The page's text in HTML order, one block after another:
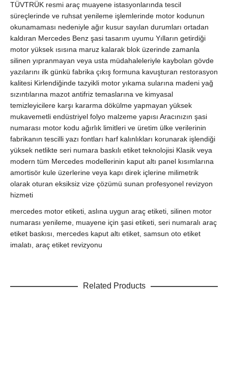
TÜVTRÜK resmi araç muayene istasyonlarında tescil
süreçlerinde ve ruhsat yenileme işlemlerinde motor kodunun
okunamaması nedeniyle ağır kusur sayılan durumları ortadan
kaldıran Mercedes Benz şasi tasarım uyumu Yılların getirdiği
motor yüksek ısısına maruz kalarak blok üzerinde zamanla
silinen yıpranmayan veya usta müdahaleleriyle kaybolan gövde
yazılarını ilk günkü fabrika çıkış formuna kavuşturan restorasyon
kalitesi Kirlendiğinde tazyikli motor yıkama sularına madeni yağ
sızıntılarına mazot antifriz temaslarına ve kimyasal
temizleyicilere karşı kararma dökülme yapmayan yüksek
mukavemetli endüstriyel folyo malzeme yapısı Aracınızın şasi
numarası motor kodu ağırlık limitleri ve üretim ülke verilerinin
fabrikanın tescilli yazı fontları harf kalınlıkları korunarak işlendiği
yüksek netlikte seri numara baskılı etiket teknolojisi Klasik veya
modern tüm Mercedes modellerinin kaput altı panel kısımlarına
amortisör kule üzerlerine veya kapı direk içlerine milimetrik
olarak oturan eksiksiz vize çözümü sunan profesyonel revizyon
hizmeti
mercedes motor etiketi, aslına uygun araç etiketi, silinen motor
numarası yenileme, muayene için şasi etiketi, seri numaralı araç
etiket baskısı, mercedes kaput altı etiket, samsun oto etiket
imalatı, araç etiket revizyonu
Related Products